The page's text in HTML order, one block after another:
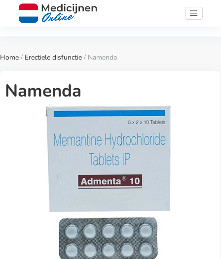
Home / Erectiele disfunctie / Namenda
Namenda